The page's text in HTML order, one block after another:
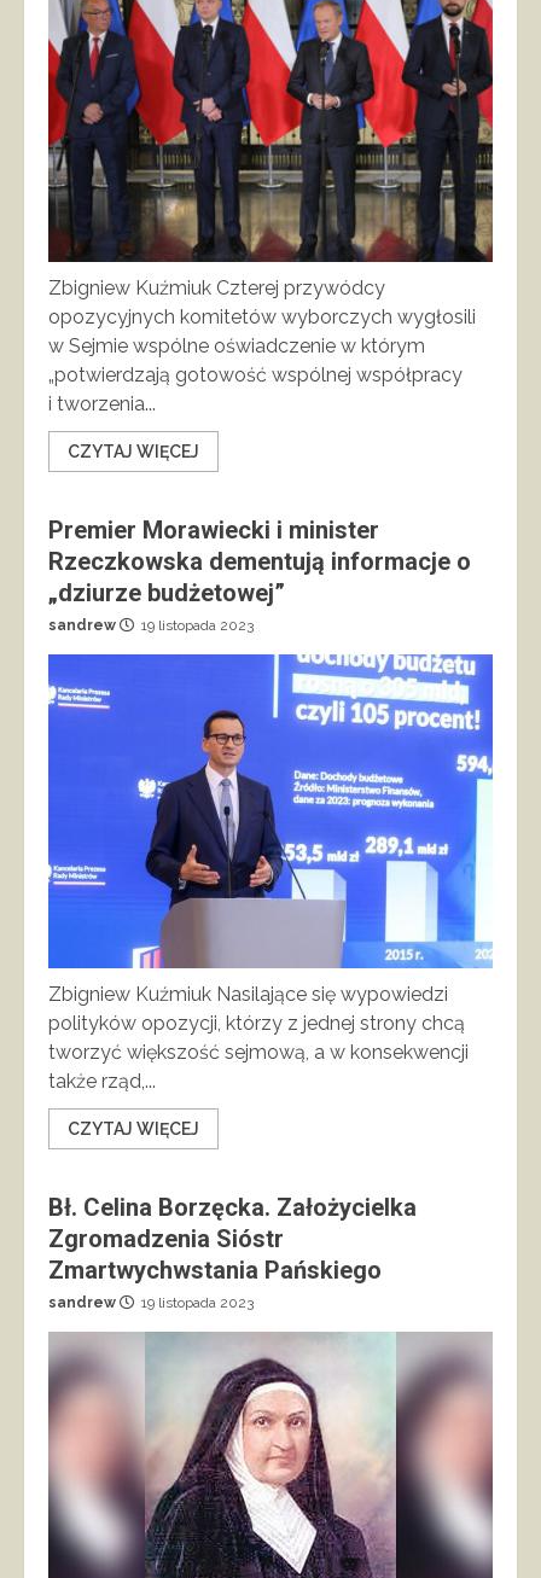
Zbigniew Kuźmiuk Czterej przywódcy
opozycyjnych komitetów wyborczych wygłosili
w Sejmie wspólne oświadczenie w którym
„potwierdzają gotowość wspólnej współpracy
i tworzenia...
CZYTAJ WIĘCEJ
Premier Morawiecki i minister
Rzeczkowska dementują informacje o
„dziurze budżetowej”
sandrew 19 listopada 2023
Zbigniew Kuźmiuk Nasilające się wypowiedzi
polityków opozycji, którzy z jednej strony chcą
tworzyć większość sejmową, a w konsekwencji
także rząd,...
CZYTAJ WIĘCEJ
Bł. Celina Borzęcka. Założycielka
Zgromadzenia Sióstr
Zmartwychwstania Pańskiego
sandrew 19 listopada 2023